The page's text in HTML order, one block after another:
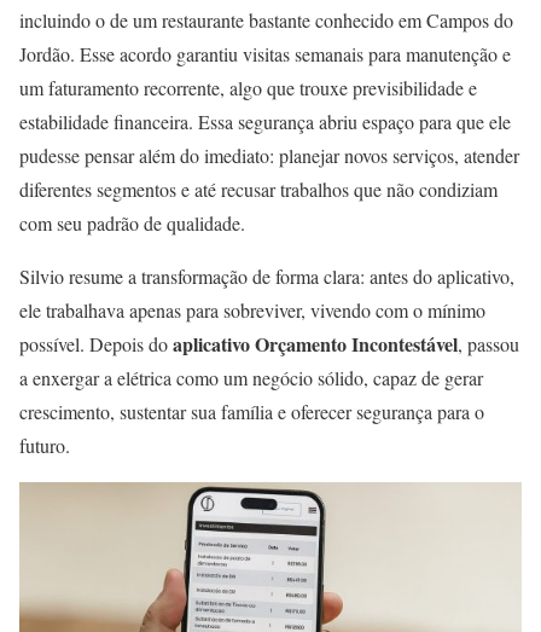
incluindo o de um restaurante bastante conhecido em Campos do
Jordão. Esse acordo garantiu visitas semanais para manutenção e
um faturamento recorrente, algo que trouxe previsibilidade e
estabilidade financeira. Essa segurança abriu espaço para que ele
pudesse pensar além do imediato: planejar novos serviços, atender
diferentes segmentos e até recusar trabalhos que não condiziam
com seu padrão de qualidade.
Silvio resume a transformação de forma clara: antes do aplicativo,
ele trabalhava apenas para sobreviver, vivendo com o mínimo
possível. Depois doaplicativo Orçamento Incontestável, passou
a enxergar a elétrica como um negócio sólido, capaz de gerar
crescimento, sustentar sua família e oferecer segurança para o
futuro.